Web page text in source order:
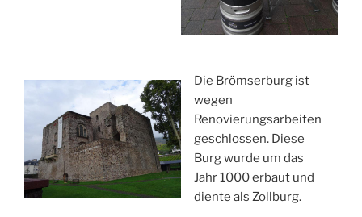
Die Brömserburg ist
wegen
Renovierungsarbeiten
geschlossen. Diese
Burg wurde um das
Jahr 1000 erbaut und
diente als Zollburg.